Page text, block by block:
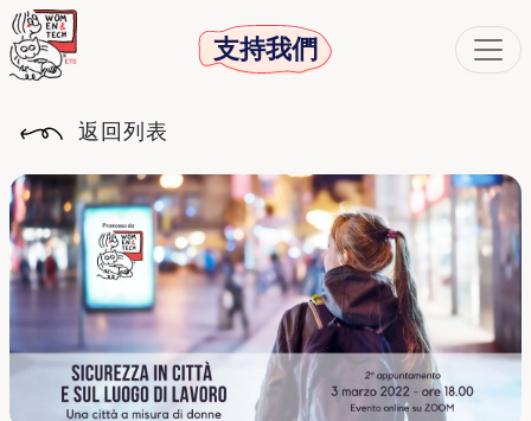
支持我們
返回列表